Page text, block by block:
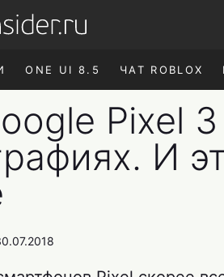
ONE UI 8.5 ЧАТ ROBLOX
Pixel 3
И